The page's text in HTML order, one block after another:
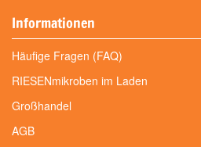
Informationen
Häufige Fragen (FAQ)
RIESENmikroben im Laden
Großhandel
AGB